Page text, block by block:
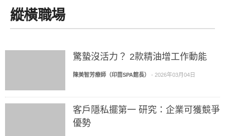
縱橫職場
驚蟄沒活力？ 2款精油增工作動能
陳美智芳療師（印茴SPA館長） - 2026年03月04日
客戶隱私擺第一 研究：企業可獲競爭
優勢